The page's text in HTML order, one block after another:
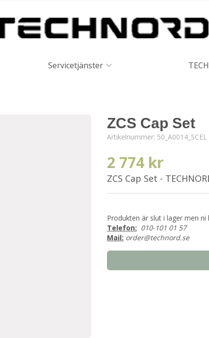
Servicetjänster
ZCS Cap Set
Artikelnummer: 50_A0014_SCEL
2 774 kr
ZCS Cap Set -
Produkten är slut i lager men
Telefon: 010-101 01 57
Mail: order@technord.se